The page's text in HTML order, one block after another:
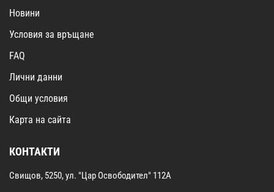
Новини
Условия за връщане
FAQ
Лични данни
Общи условия
Карта на сайта
КОНТАКТИ
Свищов, 5250, ул. "Цар Освободител" 112А